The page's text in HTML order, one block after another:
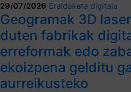
29/07/2026 Eraldaketa digitala
Geogramak 3D
duten fabrikak
erreformak edo
ekoizpena gelditu
aurreikusteko